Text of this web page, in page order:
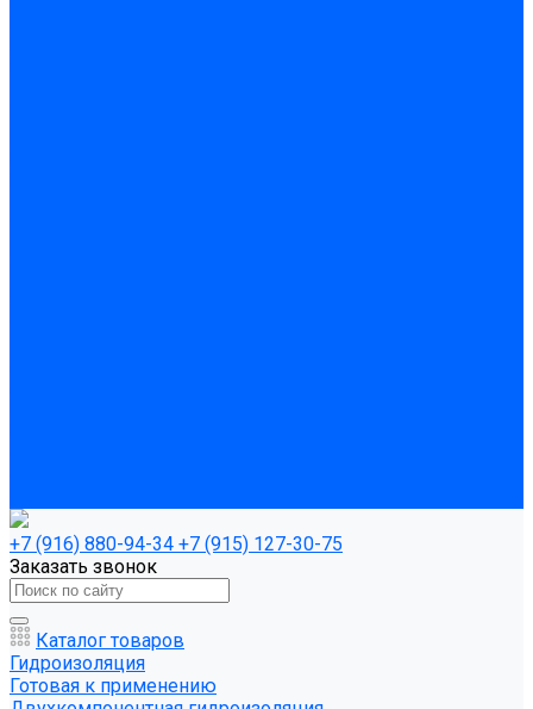
+7 (916) 880-94-34 +7 (915) 127-30-75
Заказать звонок
Каталог товаров
Гидроизоляция
Готовая к применению